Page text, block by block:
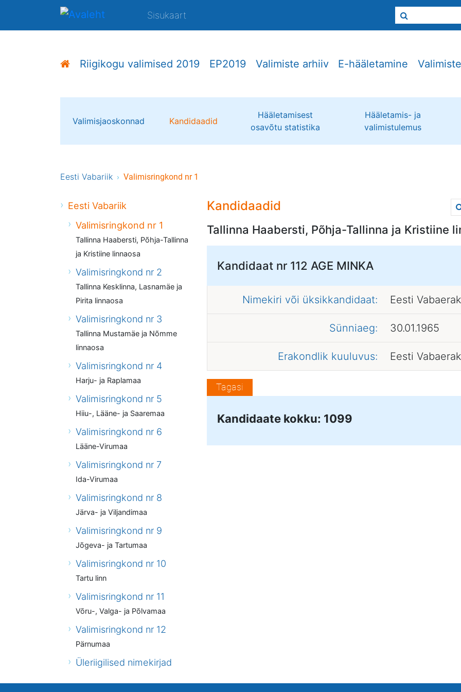
Sisukaart
Riigikogu valimised 2019 EP2019 Valimiste arhiiv E-hääletamine
Valimisjaoskonnad Kandidaadid
Hääletamisest
osavõtu statistika
Hääletamis- ja
valimistulemus
Eesti Vabariik Valimisringkond nr 1
Eesti Vabariik
Valimisringkond nr 1
Tallinna Haabersti, Põhja-Tallinna
ja Kristiine linnaosa
Valimisringkond nr 2
Tallinna Kesklinna, Lasnamäe ja
Pirita linnaosa
Valimisringkond nr 3
Tallinna Mustamäe ja Nõmme
linnaosa
Valimisringkond nr 4
Harju- ja Raplamaa
Valimisringkond nr 5
Hiiu-, Lääne- ja Saaremaa
Valimisringkond nr 6
Lääne-Virumaa
Valimisringkond nr 7
Ida-Virumaa
Valimisringkond nr 8
Järva- ja Viljandimaa
Valimisringkond nr 9
Jõgeva- ja Tartumaa
Valimisringkond nr 10
Tartu linn
Valimisringkond nr 11
Võru-, Valga- ja Põlvamaa
Valimisringkond nr 12
Pärnumaa
Üleriigilised nimekirjad
Kandidaadid
Tallinna Haabersti, Põhja-Tallinna ja Kristiine
Kandidaat nr 112 AGE MINKA
Nimekiri või üksikkandidaat: Eesti
Sünniaeg: 30.01.1965
Erakondlik kuuluvus: Eesti
Tagasi
Kandidaate kokku: 1099